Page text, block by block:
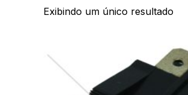
Exibindo um único resultado